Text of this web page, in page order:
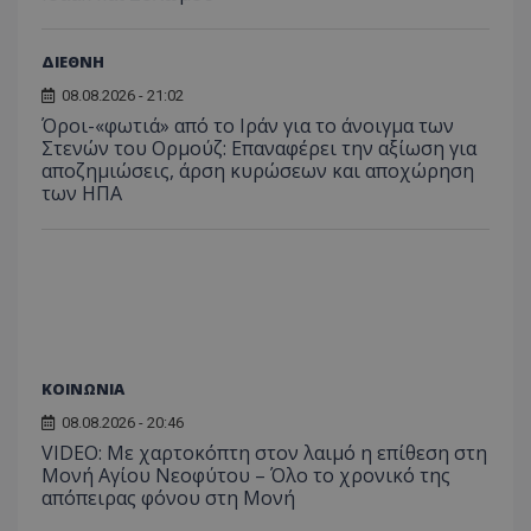
ΔΙΕΘΝΗ
08.08.2026 - 21:02
Όροι-«φωτιά» από το Ιράν για το άνοιγμα των
Στενών του Ορμούζ: Επαναφέρει την αξίωση για
αποζημιώσεις, άρση κυρώσεων και αποχώρηση
των ΗΠΑ
ΚΟΙΝΩΝΙΑ
08.08.2026 - 20:46
VIDEO: Με χαρτοκόπτη στον λαιμό η επίθεση στη
Μονή Αγίου Νεοφύτου – Όλο το χρονικό της
απόπειρας φόνου στη Μονή
ASP.NET_SessionId
Microsoft Corporation
VISITOR_PRIVACY_METADATA